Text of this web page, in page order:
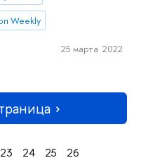
Weekly
25 марта 2022
23 24 25
26